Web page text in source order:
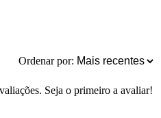
Ordenar por:
Seja o primeiro a avaliar!